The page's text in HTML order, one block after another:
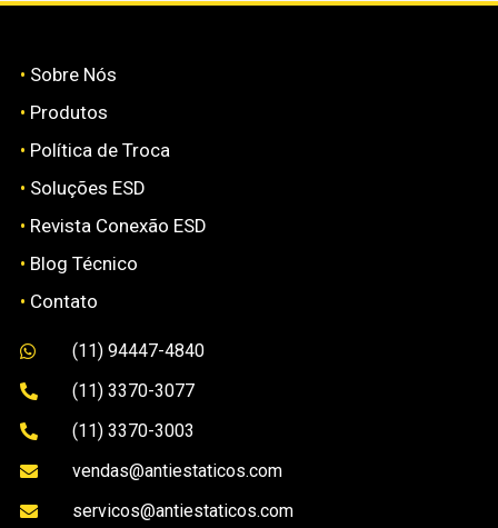
• Sobre Nós
• Produtos
• Política de Troca
• Soluções ESD
• Revista Conexão ESD
• Blog Técnico
• Contato
 (11) 94447-4840
 (11) 3370-3077
 (11) 3370-3003
 vendas@antiestaticos.com
 servicos@antiestaticos.com